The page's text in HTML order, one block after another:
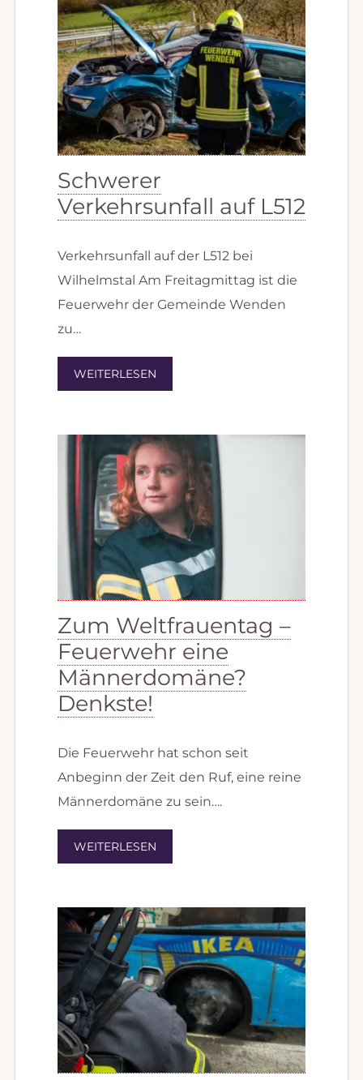
Schwerer
Verkehrsunfall auf L512
Verkehrsunfall auf der L512 bei
Wilhelmstal Am Freitagmittag ist die
Feuerwehr der Gemeinde Wenden
zu…
WEITERLESEN
Zum Weltfrauentag –
Feuerwehr eine
Männerdomäne?
Denkste!
Die Feuerwehr hat schon seit
Anbeginn der Zeit den Ruf, eine reine
Männerdomäne zu sein….
WEITERLESEN